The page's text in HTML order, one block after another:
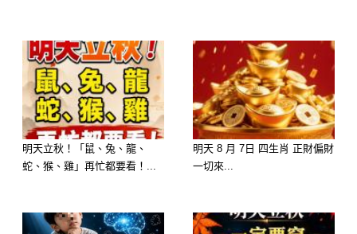
爲人品性。 當然，你不會隨便給別人
貼標籤，更不會因爲一面之詞就認定對
方的好壞，在接觸的過程中你會小心謹
慎地觀察和審視，並不會因為對方的熱
情而衝昏頭腦。 所以那些想用小聰明
然，你也有失誤的時候，畢竟人心隔肚
明天立秋！「鼠、兔、龍、
蛇、猴、雞」再忙都要看！...
明天 8 月 7日 四生肖 正財偏財
一切來...